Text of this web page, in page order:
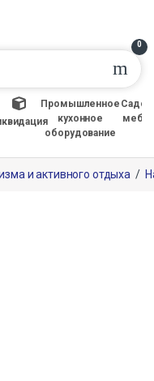
0
Промышленное
кухонное
оборудование
и активного отдыха /